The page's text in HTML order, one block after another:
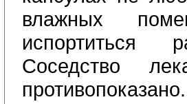
влажных
испортиться
Соседство